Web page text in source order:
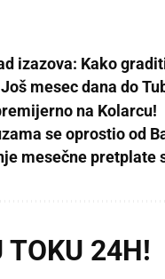
izazova: Kako
mesec dana do
na Kolarcu!
se oprostio od
mesečne
TOKU 24H!